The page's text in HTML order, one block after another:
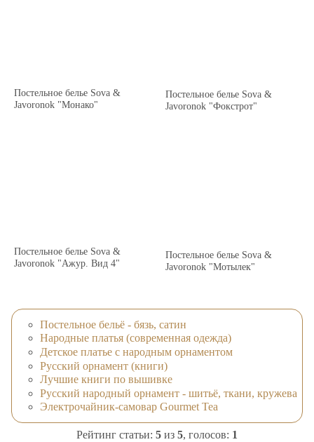
Постельное белье Sova &
Javoronok "Монако"
Постельное белье Sova &
Javoronok "Фокстрот"
Постельное белье Sova &
Javoronok "Ажур. Вид 4"
Постельное белье Sova &
Javoronok "Мотылек"
Постельное бельё - бязь, сатин
Народные платья (современная одежда)
Детское платье с народным орнаментом
Русский орнамент (книги)
Лучшие книги по вышивке
Русский народный орнамент - шитьё, ткани, кружева
Электрочайник-самовар Gourmet Tea
Рейтинг статьи: 5 из 5, голосов: 1